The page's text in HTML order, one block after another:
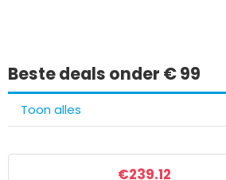
Beste deals onder € 99
Toon alles
€239.12